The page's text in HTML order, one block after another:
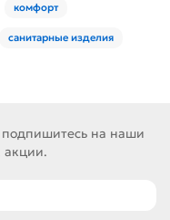
комфорт
санитарные изделия
подпишитесь на наши
акции.